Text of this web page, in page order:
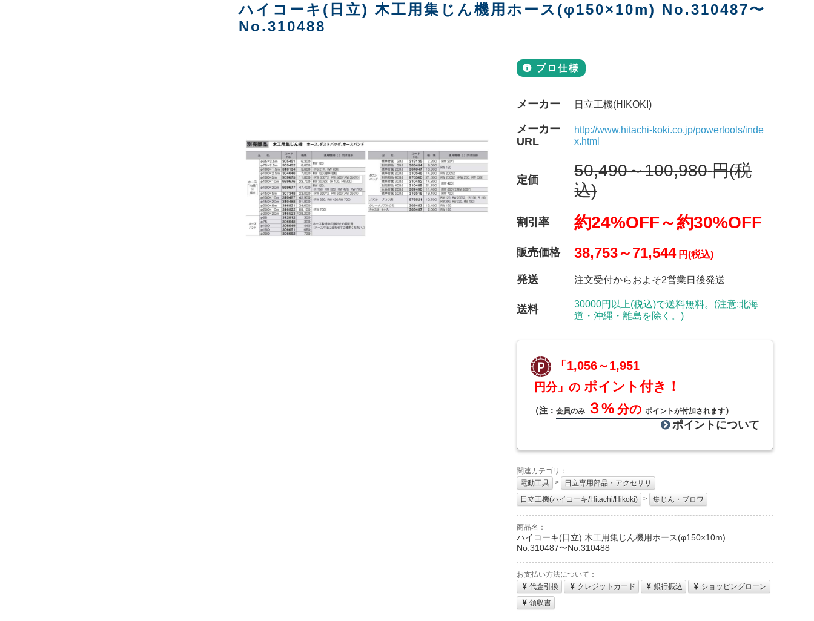
ハイコーキ(日立) 木工用集じん機用ホース(φ150×10m) No.310487〜
No.310488
プロ仕様
メーカー 日立工機(HIKOKI)
メーカー
URL
http://www.hitachi-koki.co.jp/powertools/inde
x.html
定価 50,490～100,980 円(税
込)
割引率 約24%OFF～約30%OFF
販売価格 38,753～71,544 円(税込)
発送 注文受付からおよそ2営業日後発送
送料
30000円以上(税込)で送料無料。(注意:北海
道・沖縄・離島を除く。)
「1,056～1,951
円分」のポイント付き！
（注： 会員のみ ３% 分のポイントが付加されます）
ポイントについて
関連カテゴリ：
電動工具
>
日立専用部品・アクセサリ
日立工機(ハイコーキ/Hitachi/Hikoki)
> 集じん・ブロワ
商品名：
ハイコーキ(日立) 木工用集じん機用ホース(φ150×10m)
No.310487〜No.310488
お支払い方法について：
代金引換
クレジットカード 銀行振込
ショッピングローン
領収書